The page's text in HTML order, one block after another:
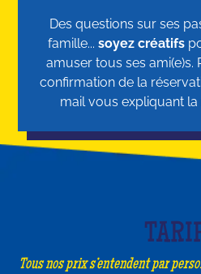
Des questions sur ses
famille... soyez créatifs
amuser tous ses ami(e)s.
confirmation de la
mail vous expliquant
Tous nos prix s’entendent par